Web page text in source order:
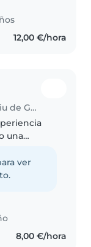
en el
de
12,00 €/hora
Canguro en Sant Feliu de Guíxols
una
siempre
los
ver
8,00 €/hora